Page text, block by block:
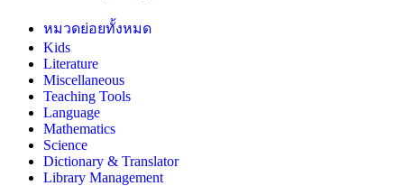
หมวดย่อยทั้งหมด
Kids
Literature
Miscellaneous
Teaching Tools
Language
Mathematics
Science
Dictionary & Translator
Library Management